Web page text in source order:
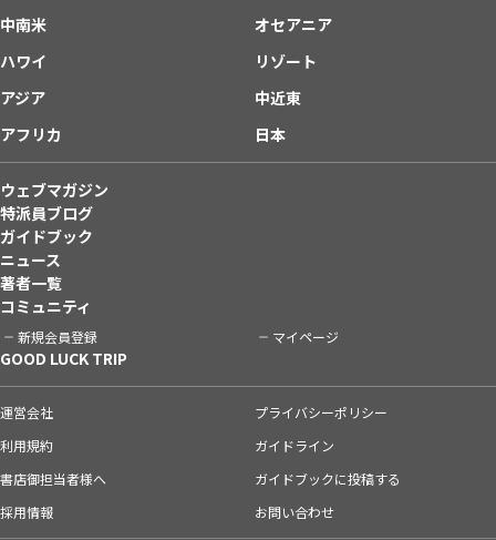
中南米
オセアニア
ハワイ
リゾート
アジア
中近東
アフリカ
日本
ウェブマガジン
特派員ブログ
ガイドブック
ニュース
著者一覧
コミュニティ
新規会員登録 マイページ
GOOD LUCK TRIP
運営会社
プライバシーポリシー
利用規約
ガイドライン
書店御担当者様へ
ガイドブックに投稿する
採用情報
お問い合わせ